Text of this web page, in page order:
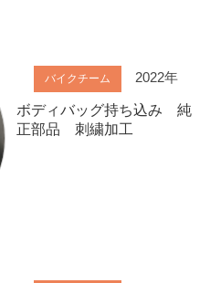
バイクチーム 2022年
ボディバッグ持ち込み 純
正部品 刺繍加工